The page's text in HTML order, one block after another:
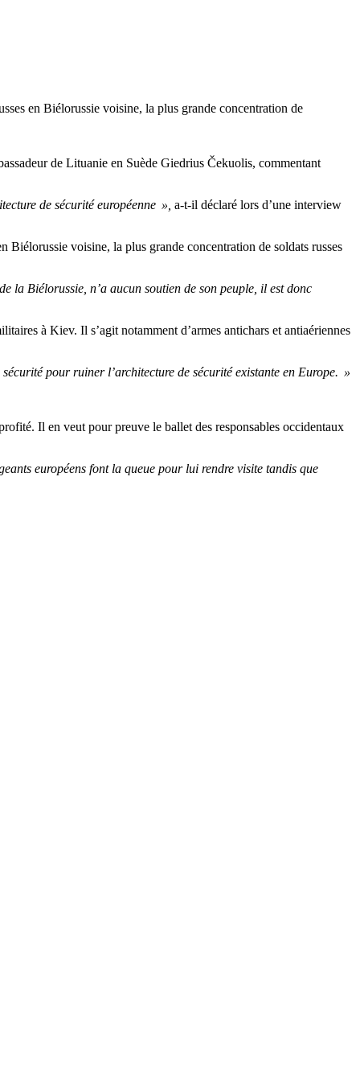
en Biélorussie voisine, la plus grande concentration de
de Lituanie en Suède Giedrius Čekuolis, commentant
de sécurité européenne », a-t-il déclaré lors d’une interview
voisine, la plus grande concentration de soldats russes
la Biélorussie, n’a aucun soutien de son peuple, il est donc
à Kiev. Il s’agit notamment d’armes antichars et antiaériennes
pour ruiner l’architecture de sécurité existante en Europe. »
Il en veut pour preuve le ballet des responsables occidentaux
européens font la queue pour lui rendre visite tandis que